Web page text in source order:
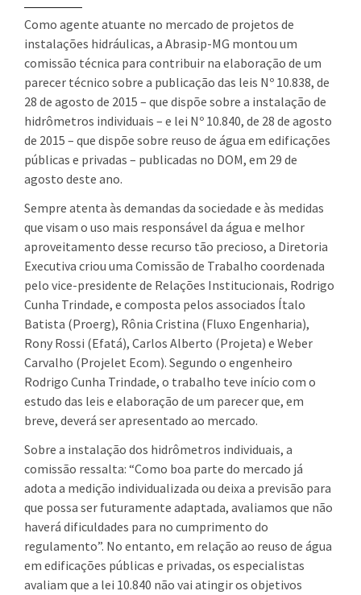
Como agente atuante no mercado de projetos de
instalações hidráulicas, a Abrasip-MG montou um
comissão técnica para contribuir na elaboração de um
parecer técnico sobre a publicação das leis Nº 10.838, de
28 de agosto de 2015 – que dispõe sobre a instalação de
hidrômetros individuais – e lei Nº 10.840, de 28 de agosto
de 2015 – que dispõe sobre reuso de água em edificações
públicas e privadas – publicadas no DOM, em 29 de
agosto deste ano.
Sempre atenta às demandas da sociedade e às medidas
que visam o uso mais responsável da água e melhor
aproveitamento desse recurso tão precioso, a Diretoria
Executiva criou uma Comissão de Trabalho coordenada
pelo vice-presidente de Relações Institucionais, Rodrigo
Cunha Trindade, e composta pelos associados Ítalo
Batista (Proerg), Rônia Cristina (Fluxo Engenharia),
Rony Rossi (Efatá), Carlos Alberto (Projeta) e Weber
Carvalho (Projelet Ecom). Segundo o engenheiro
Rodrigo Cunha Trindade, o trabalho teve início com o
estudo das leis e elaboração de um parecer que, em
breve, deverá ser apresentado ao mercado.
Sobre a instalação dos hidrômetros individuais, a
comissão ressalta: “Como boa parte do mercado já
adota a medição individualizada ou deixa a previsão para
que possa ser futuramente adaptada, avaliamos que não
haverá dificuldades para no cumprimento do
regulamento”. No entanto, em relação ao reuso de água
em edificações públicas e privadas, os especialistas
avaliam que a lei 10.840 não vai atingir os objetivos